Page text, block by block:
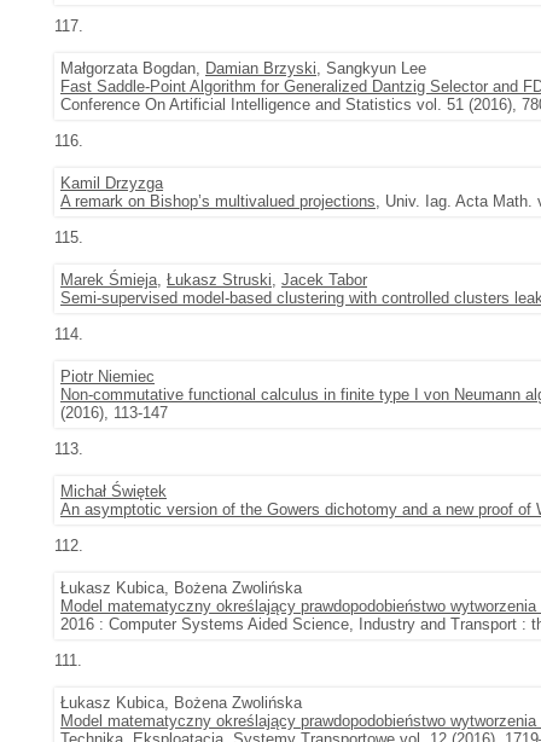
117.
Małgorzata Bogdan, Damian Brzyski, Sangkyun Lee
Fast Saddle-Point Algorithm for Generalized Dantzig Selector and
Conference On Artificial Intelligence and Statistics vol. 51 (2016),
116.
Kamil Drzyzga
A remark on Bishop’s multivalued projections, Univ. Iag. Acta Math.
115.
Marek Śmieja, Łukasz Struski, Jacek Tabor
Semi-supervised model-based clustering with controlled clusters
114.
Piotr Niemiec
Non-commutative functional calculus in finite type I von Neumann
(2016), 113-147
113.
Michał Świętek
An asymptotic version of the Gowers dichotomy and a new proof of
112.
Łukasz Kubica, Bożena Zwolińska
Model matematyczny określający prawdopodobieństwo
2016 : Computer Systems Aided Science, Industry and Transport :
111.
Łukasz Kubica, Bożena Zwolińska
Model matematyczny określający prawdopodobieństwo